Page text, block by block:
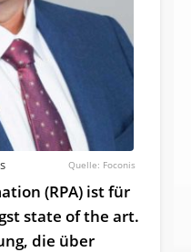
Foconis
(RPA) ist für
state of the art.
die über